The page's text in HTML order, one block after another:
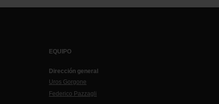
EQUIPO
Dirección general
Uros Gorgone
Federico Pazzagli